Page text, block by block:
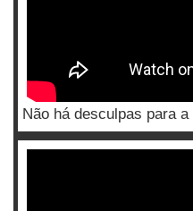
Não há desculpas para